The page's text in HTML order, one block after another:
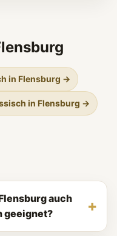
in Flensburg →
in Flensburg →
auch
geeignet?